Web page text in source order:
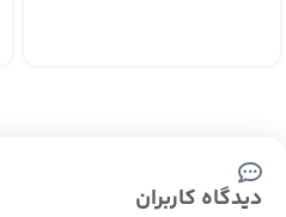
دیدگاه کاربران